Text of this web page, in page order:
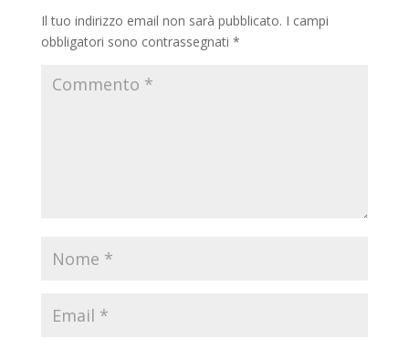
Il tuo indirizzo email non sarà pubblicato. I campi
obbligatori sono contrassegnati *